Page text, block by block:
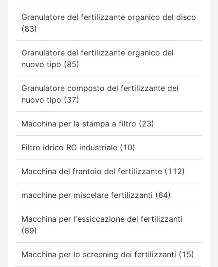
Granulatore del fertilizzante organico del disco
(83)
Granulatore del fertilizzante organico del
nuovo tipo (85)
Granulatore composto del fertilizzante del
nuovo tipo (37)
Macchina per la stampa a filtro (23)
Filtro idrico RO industriale (10)
Macchina del frantoio del fertilizzante (112)
macchine per miscelare fertilizzanti (64)
Macchina per l'essiccazione dei fertilizzanti
(69)
Macchina per lo screening dei fertilizzanti (15)